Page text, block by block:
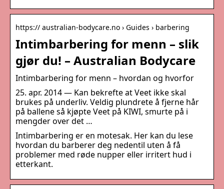
https:// australian-bodycare.no › Guides › barbering
Intimbarbering for menn – slik
gjør du! – Australian Bodycare
Intimbarbering for menn – hvordan og hvorfor
25. apr. 2014 — Kan bekrefte at Veet ikke skal
brukes på underliv. Veldig plundrete å fjerne hår
på ballene så kjøpte Veet på KIWI, smurte på i
mengder over det …
Intimbarbering er en motesak. Her kan du lese
hvordan du barberer deg nedentil uten å få
problemer med røde nupper eller irritert hud i
etterkant.